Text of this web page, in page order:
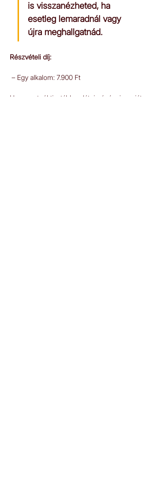
is visszanézheted, ha
esetleg lemaradnál vagy
újra meghallgatnád.
Részvételi díj:
– Egy alkalom: 7.900 Ft
Ha szeretnél tisztábban látni, ránézni a saját